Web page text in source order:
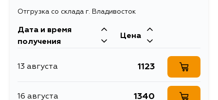
Отгрузка со склада г. Владивосток
Дата и время
получения
Цена
13 августа 1123
16 августа 1340